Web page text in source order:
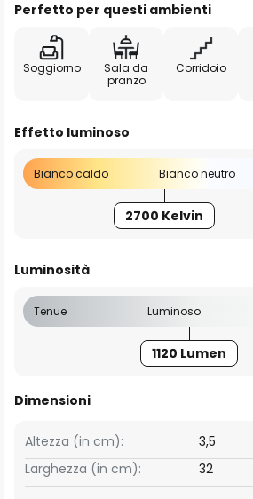
Perfetto per questi ambienti
Soggiorno
Sala da
pranzo
Corridoio
Effetto luminoso
Bianco caldo Bianco neutro
2700 Kelvin
Luminosità
Tenue Luminoso
1120 Lumen
Dimensioni
Larghezza (in cm): 32
Altezza (in cm): 3,5